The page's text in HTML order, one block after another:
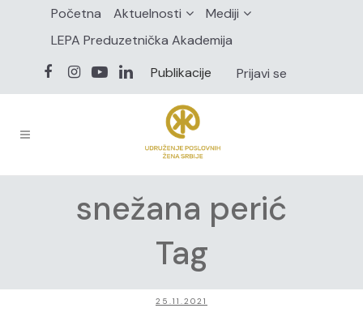
Početna Aktuelnosti
Mediji
LEPA Preduzetnička Akademija
Publikacije
Prijavi se
snežana perić
Tag
25.11.2021